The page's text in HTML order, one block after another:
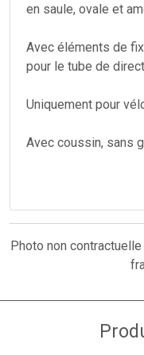
en saule, ovale et
Avec éléments de
pour le tube de
Uniquement pour
Avec coussin, sans
Photo non